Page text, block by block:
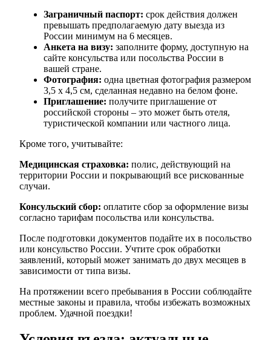
Заграничный паспорт: срок действия должен
превышать предполагаемую дату выезда из
России минимум на 6 месяцев.
Анкета на визу: заполните форму, доступную на
сайте консульства или посольства России в
вашей стране.
Фотография: одна цветная фотография размером
3,5 x 4,5 см, сделанная недавно на белом фоне.
Приглашение: получите приглашение от
российской стороны – это может быть отеля,
туристической компании или частного лица.
Кроме того, учитывайте:
Медицинская страховка: полис, действующий на
территории России и покрывающий все рискованные
случаи.
Консульский сбор: оплатите сбор за оформление визы
согласно тарифам посольства или консульства.
После подготовки документов подайте их в посольство
или консульство России. Учтите срок обработки
заявлений, который может занимать до двух месяцев в
зависимости от типа визы.
На протяжении всего пребывания в России соблюдайте
местные законы и правила, чтобы избежать возможных
проблем. Удачной поездки!